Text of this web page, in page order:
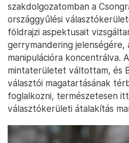
szakdolgozatomban a
országgyűlési
földrajzi aspektusait
gerrymandering jelenségére,
manipulációra koncentrálva.
mintaterületet váltottam, és
választói magatartásának
foglalkozni, természetesen itt
választókerületi átalakítás